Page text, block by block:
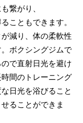
繋がり、
こともできます。
減り、体の柔軟性
ボクシングジムで
で直射日光を避け
間のトレーニング
日光を浴びること
ることができま